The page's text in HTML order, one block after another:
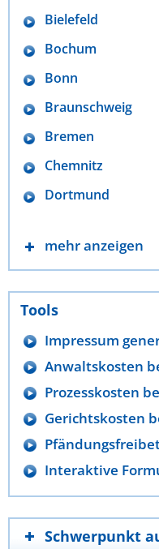
Bielefeld
Bochum
Bonn
Braunschweig
Bremen
Chemnitz
Dortmund
mehr anzeigen
Tools
Impressum
Anwaltskosten
Prozesskosten
Gerichtskosten
Interaktive
Schwerpunkt